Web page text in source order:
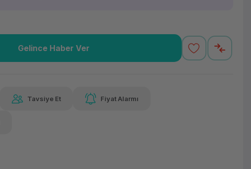
Gelince Haber Ver
Tavsiye Et Fiyat Alarmı